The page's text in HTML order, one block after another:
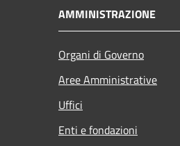
AMMINISTRAZIONE
Organi di Governo
Aree Amministrative
Uffici
Enti e fondazioni